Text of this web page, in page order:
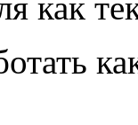
как